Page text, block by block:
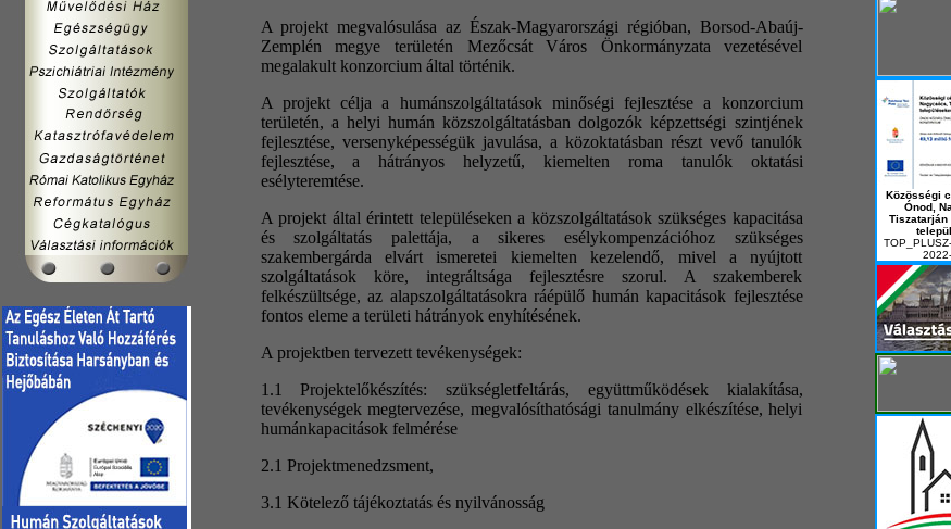
A projekt megvalósulása az Észak-Magyarországi régióban, Borsod-Abaúj-
Zemplén megye területén Mezőcsát Város Önkormányzata vezetésével
megalakult konzorcium által történik.
A projekt célja a humánszolgáltatások minőségi fejlesztése a konzorcium
területén, a helyi humán közszolgáltatásban dolgozók képzettségi szintjének
fejlesztése, versenyképességük javulása, a közoktatásban részt vevő tanulók
fejlesztése, a hátrányos helyzetű, kiemelten roma tanulók oktatási
esélyteremtése.
A projekt által érintett településeken a közszolgáltatások szükséges kapacitása
és szolgáltatás palettája, a sikeres esélykompenzációhoz szükséges
szakembergárda elvárt ismeretei kiemelten kezelendő, mivel a nyújtott
szolgáltatások köre, integráltsága fejlesztésre szorul. A szakemberek
felkészültsége, az alapszolgáltatásokra ráépülő humán kapacitások fejlesztése
fontos eleme a területi hátrányok enyhítésének.
A projektben tervezett tevékenységek:
1.1 Projektelőkészítés: szükségletfeltárás, együttműködések kialakítása,
tevékenységek megtervezése, megvalósíthatósági tanulmány elkészítése, helyi
humánkapacitások felmérése
2.1 Projektmenedzsment,
3.1 Kötelező tájékoztatás és nyilvánosság
Közösségi
Ónod,
Tiszatarján